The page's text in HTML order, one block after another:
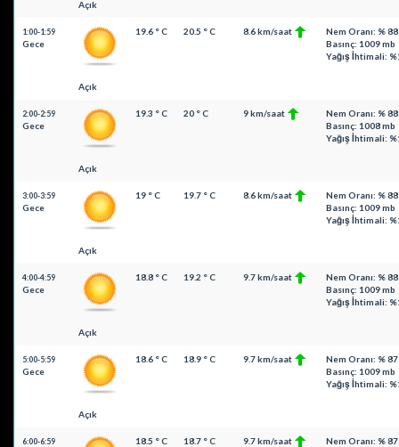
Açık
1:00-1:59
Gece
Açık
19.6 ° C 20.5 ° C 8.6 km/saat
Nem Oranı: % 88
Basınç: 1009 mb
Yağış İhtimali:
2:00-2:59
Gece
Açık
19.3 ° C 20 ° C 9 km/saat
Nem Oranı: % 88
Basınç: 1008 mb
Yağış İhtimali:
3:00-3:59
Gece
Açık
19 ° C 19.7 ° C 8.6 km/saat
Nem Oranı: % 88
Basınç: 1009 mb
Yağış İhtimali:
4:00-4:59
Gece
Açık
18.8 ° C 19.2 ° C 9.7 km/saat
Nem Oranı: % 88
Basınç: 1009 mb
Yağış İhtimali:
5:00-5:59
Gece
Açık
18.6 ° C 18.9 ° C 9.7 km/saat
Nem Oranı: % 87
Basınç: 1009 mb
Yağış İhtimali:
6:00-6:59 18.5 ° C 18.7 ° C 9.7 km/saat
Nem Oranı: % 87